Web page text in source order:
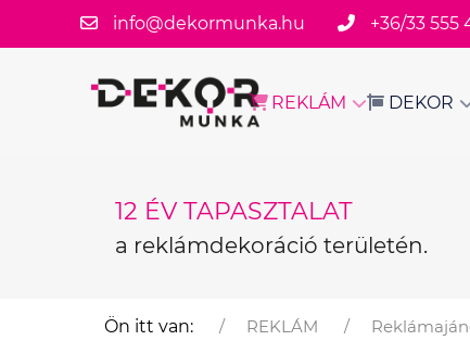
info@dekormunka.hu +36/33 555
REKLÁM DEKOR
12 ÉV TAPASZTALAT
a reklámdekoráció területén.
Ön itt van: REKLÁM